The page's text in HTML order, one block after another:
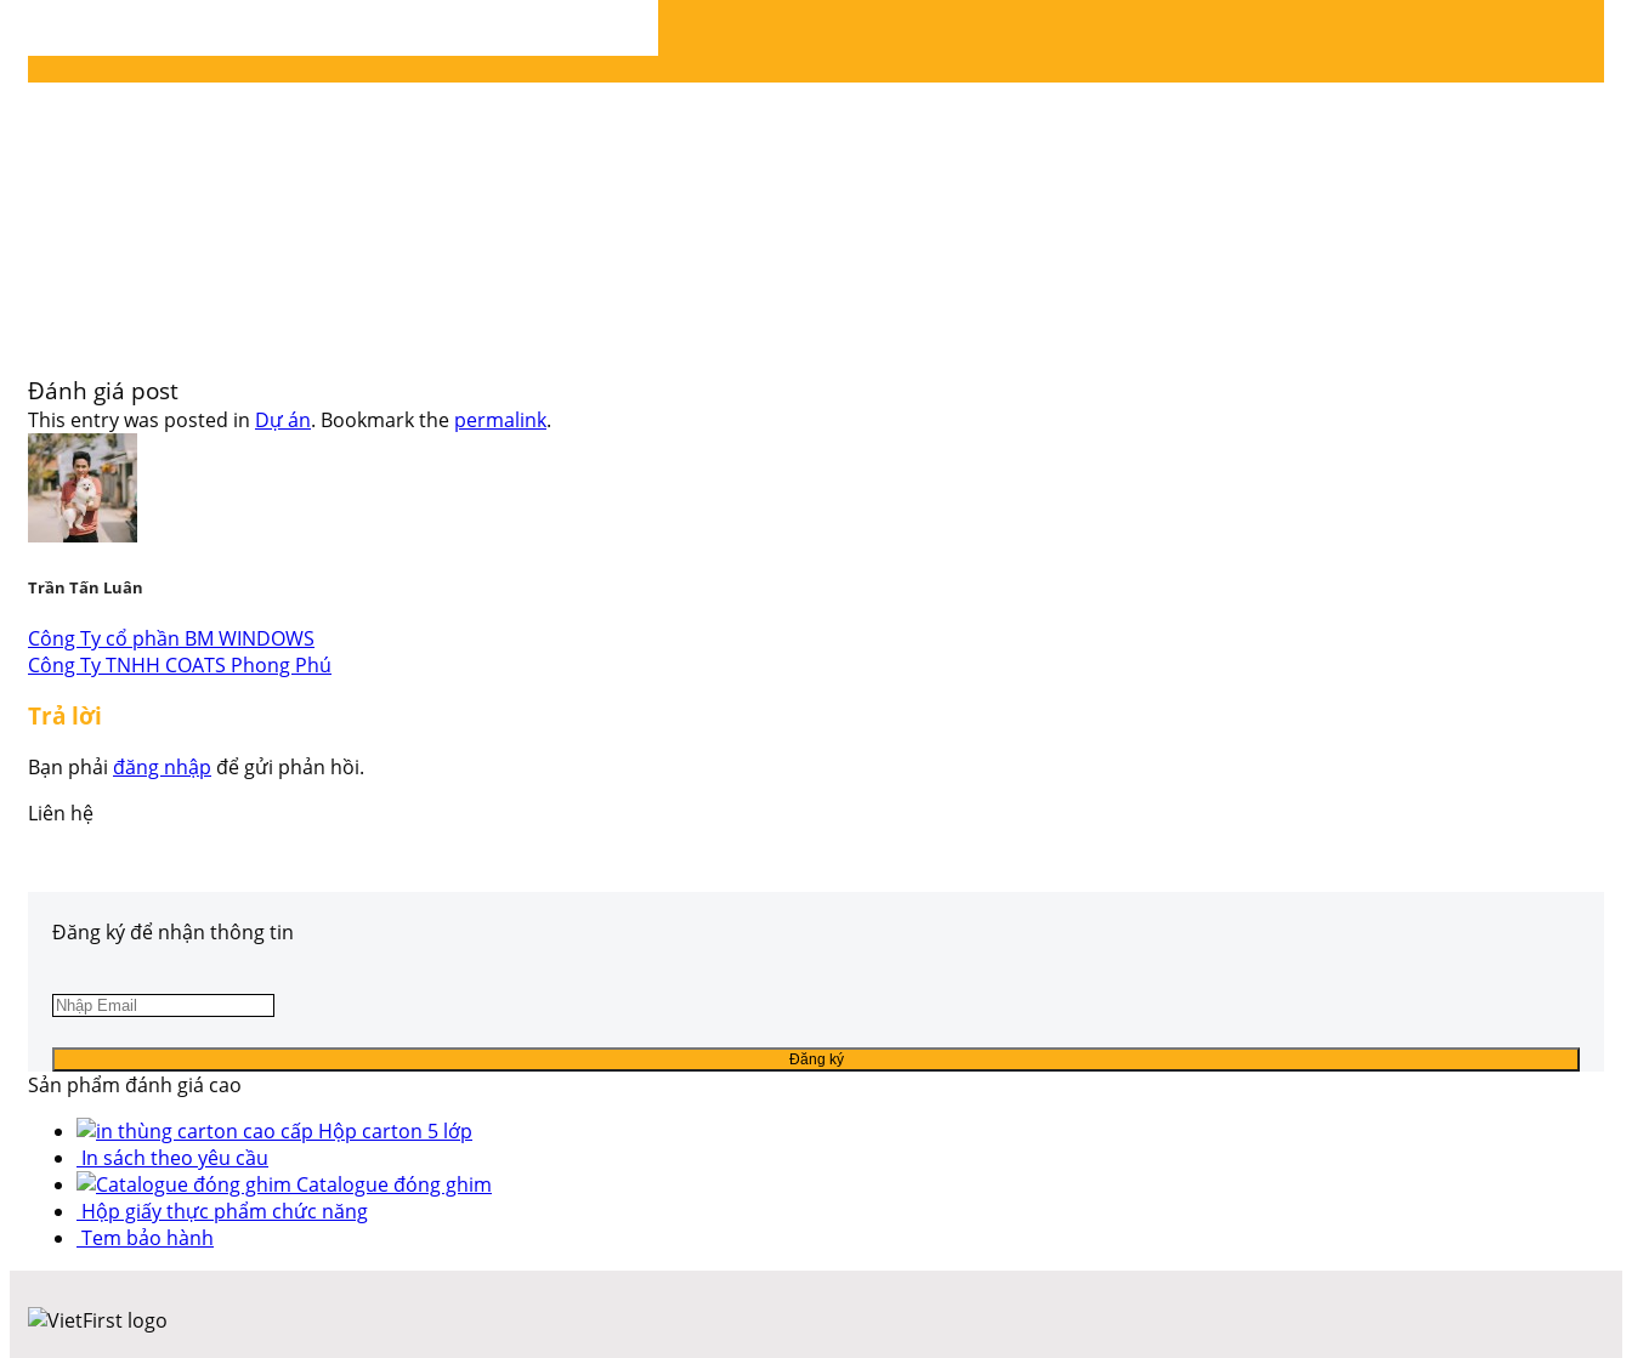
Đánh giá post
This entry was posted in Dự án. Bookmark the permalink.
Trần Tấn Luân
Công Ty cổ phần BM WINDOWS
Công Ty TNHH COATS Phong Phú
Trả lời
Bạn phải đăng nhập để gửi phản hồi.
Liên hệ
Đăng ký để nhận thông tin
Sản phẩm đánh giá cao
Hộp carton 5 lớp
In sách theo yêu cầu
Catalogue đóng ghim
Hộp giấy thực phẩm chức năng
Tem bảo hành